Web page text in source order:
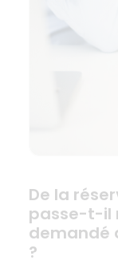
De la
passe-t-il
demandé
?